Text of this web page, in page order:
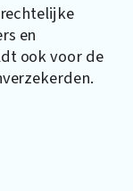
en
ook voor de